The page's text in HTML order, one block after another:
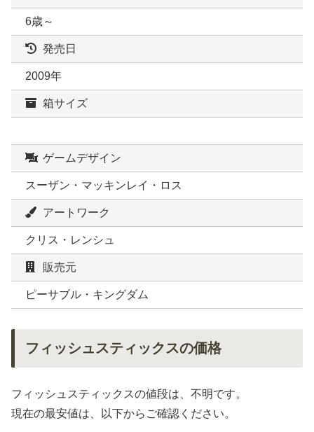
6歳～
発売日
2009年
箱サイズ
ゲームデザイン
スーザン・マッキンレイ・ロス
アートワーク
クリス・レンシュ
販売元
ピーサブル・キングダム
フィッシュスティックスの価格
フィッシュスティックスの値段は、不明です。
現在の最安値は、以下からご確認ください。